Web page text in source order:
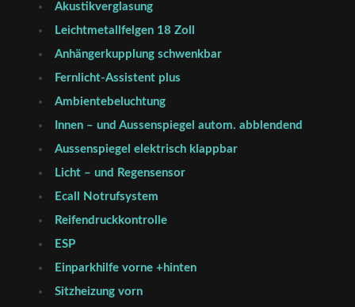
Akustikverglasung
Leichtmetallfelgen 18 Zoll
Anhängerkupplung schwenkbar
Fernlicht-Assistent plus
Ambientebeluchtung
Innen – und Aussenspiegel autom. abblendend
Aussenspiegel elektrisch klappbar
Licht – und Regensensor
Ecall Notrufsystem
Reifendruckkontrolle
ESP
Einparkhilfe vorne +hinten
Sitzheizung vorn